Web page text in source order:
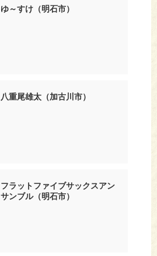
ゆ～すけ（明石市）
八重尾雄太（加古川市）
フラットファイブサックスアン
サンブル（明石市）